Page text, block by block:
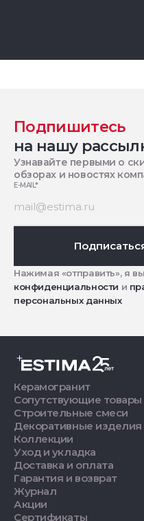
Подпишитесь
на нашу
Узнавайте первыми о
обзорах и новостях
E-MAIL*
Нажимая «отправить», я
конфиденциальности и
персональных данных
Керамогранит
Сопутствующие товары
Строительные смеси
Декоративные изделия
Коллекции
Уход и укладка
Доставка и оплата
Гарантия и возврат
Журнал
Акции
Сертификаты